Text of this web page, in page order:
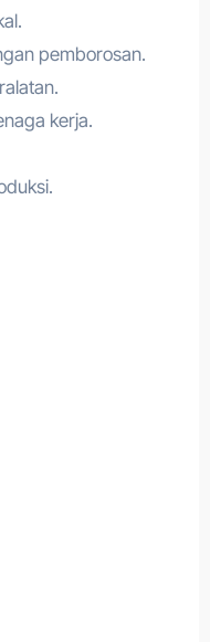
pemborosan.
kerja.